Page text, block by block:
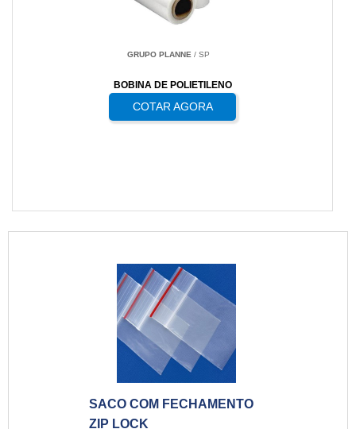
GRUPO PLANNE/ SP
BOBINA DE POLIETILENO
COTAR AGORA
SACO COM FECHAMENTO
ZIP LOCK